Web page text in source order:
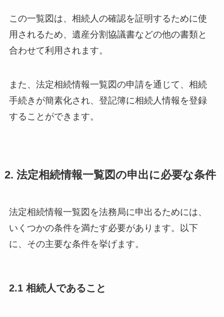
この一覧図は、相続人の確認を証明するために使
用されるため、遺産分割協議書などの他の書類と
合わせて利用されます。
また、法定相続情報一覧図の申請を通じて、相続
手続きが簡素化され、登記簿に相続人情報を登録
することができます。
2. 法定相続情報一覧図の申出に必要な条件
法定相続情報一覧図を法務局に申出るためには、
いくつかの条件を満たす必要があります。以下
に、その主要な条件を挙げます。
2.1 相続人であること